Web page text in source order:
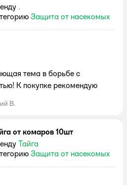
.
Защита от насекомых
тема в борьбе с
К покупке рекомендую
В.
от комаров 10шт
Тайга
Защита от насекомых